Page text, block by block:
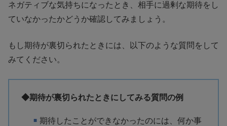
ネガティブな気持ちになったとき、相手に過剰な期待をし
ていなかったかどうか確認してみましょう。
もし期待が裏切られたときには、以下のような質問をして
みてください。
◆期待が裏切られたときにしてみる質問の例
期待したことができなかったのには、何か事